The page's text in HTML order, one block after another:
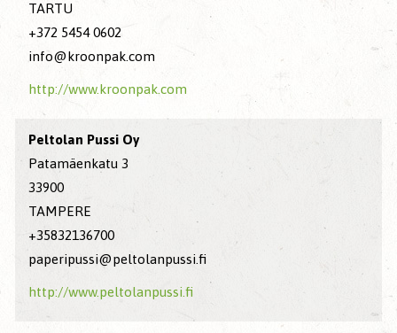
TARTU
+372 5454 0602
info@kroonpak.com
http://www.kroonpak.com
Peltolan Pussi Oy
Patamäenkatu 3
33900
TAMPERE
+35832136700
paperipussi@peltolanpussi.fi
http://www.peltolanpussi.fi